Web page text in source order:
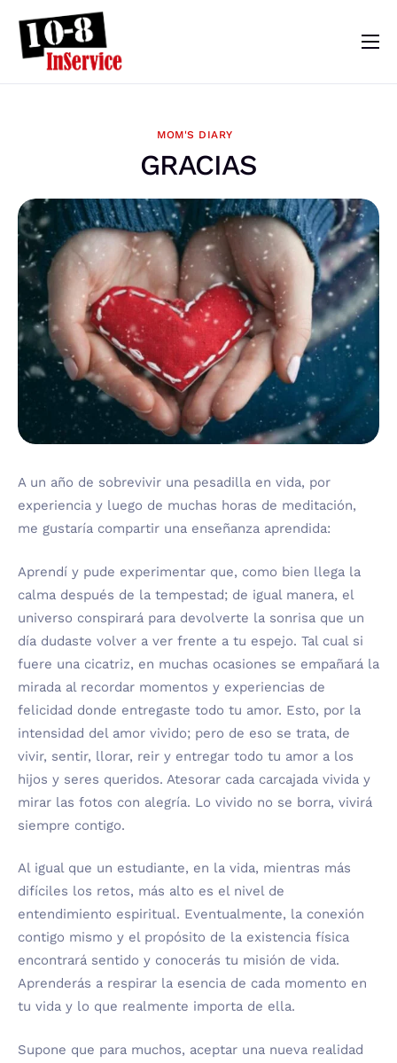
10-8 InService
Shop
MOM'S DIARY
GRACIAS
A un año de sobrevivir una pesadilla en vida, por
experiencia y luego de muchas horas de meditación,
me gustaría compartir una enseñanza aprendida:
Aprendí y pude experimentar que, como bien llega la
calma después de la tempestad; de igual manera, el
universo conspirará para devolverte la sonrisa que un
día dudaste volver a ver frente a tu espejo. Tal cual si
fuere una cicatriz, en muchas ocasiones se empañará la
mirada al recordar momentos y experiencias de
felicidad donde entregaste todo tu amor. Esto, por la
intensidad del amor vivido; pero de eso se trata, de
vivir, sentir, llorar, reir y entregar todo tu amor a los
hijos y seres queridos. Atesorar cada carcajada vivida y
mirar las fotos con alegría. Lo vivido no se borra, vivirá
siempre contigo.
Al igual que un estudiante, en la vida, mientras más
difíciles los retos, más alto es el nivel de
entendimiento espiritual. Eventualmente, la conexión
contigo mismo y el propósito de la existencia física
encontrará sentido y conocerás tu misión de vida.
Aprenderás a respirar la esencia de cada momento en
tu vida y lo que realmente importa de ella.
Supone que para muchos, aceptar una nueva realidad